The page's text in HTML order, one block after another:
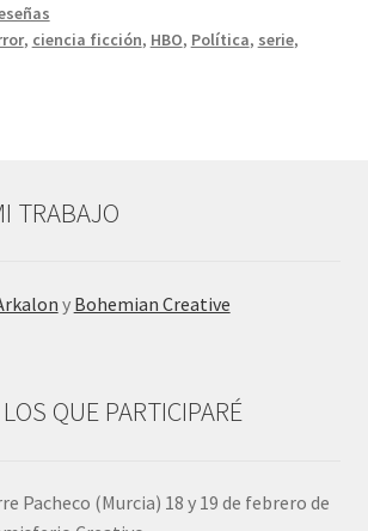
, ciencia ficción, HBO, Política, serie,
TRABAJO
y Bohemian Creative
QUE PARTICIPARÉ
Pacheco (Murcia) 18 y 19 de febrero de